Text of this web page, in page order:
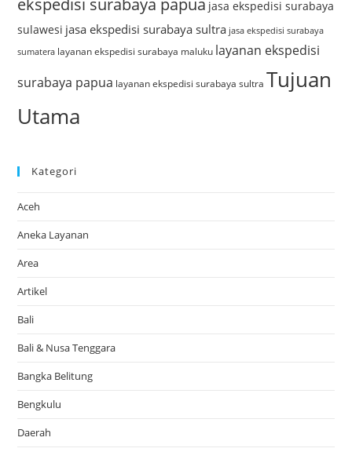
jasa ekspedisi surabaya
sulawesi jasa ekspedisi surabaya sultra jasa ekspedisi surabaya
sumatera layanan ekspedisi surabaya maluku layanan ekspedisi
surabaya papua layanan ekspedisi surabaya sultra Tujuan
Utama
Kategori
Aceh
Aneka Layanan
Area
Artikel
Bali
Bali & Nusa Tenggara
Bangka Belitung
Bengkulu
Daerah